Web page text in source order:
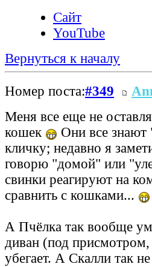
Сайт
YouTube
Вернуться к началу
Номер поста:#349
Меня все еще не
кошек
Они все знают
кличку; недавно я
говорю "домой" или
свинки реагируют на
сравнить с кошками...
А Пчёлка так вообще
диван (под присмотром,
убегает. А Скалли так